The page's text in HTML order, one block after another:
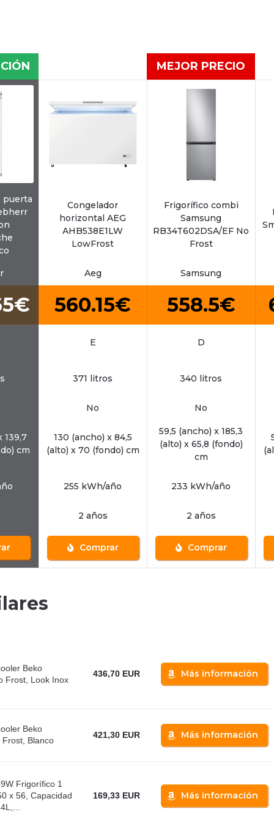
MEJOR PRECIO
puerta
Congelador
horizontal AEG
AHB538E1LW
LowFrost
Frigorífico combi
Samsung
RB34T602DSA/EF No
Frost
Aeg Samsung
560.15€ 558.5€
E D
371 litros 340 litros
No No
139,7
cm
130 (ancho) x 84,5
(alto) x 70 (fondo) cm
59,5 (ancho) x 185,3
(alto) x 65,8 (fondo)
cm
255 kWh/año 233 kWh/año
2 años 2 años
Comprar Comprar
Beko
Frost, Look Inox
436,70 EUR Más información
Beko
Frost, Blanco
421,30 EUR Más información
Frigorífico 1
x 56, Capacidad
169,33 EUR Más información